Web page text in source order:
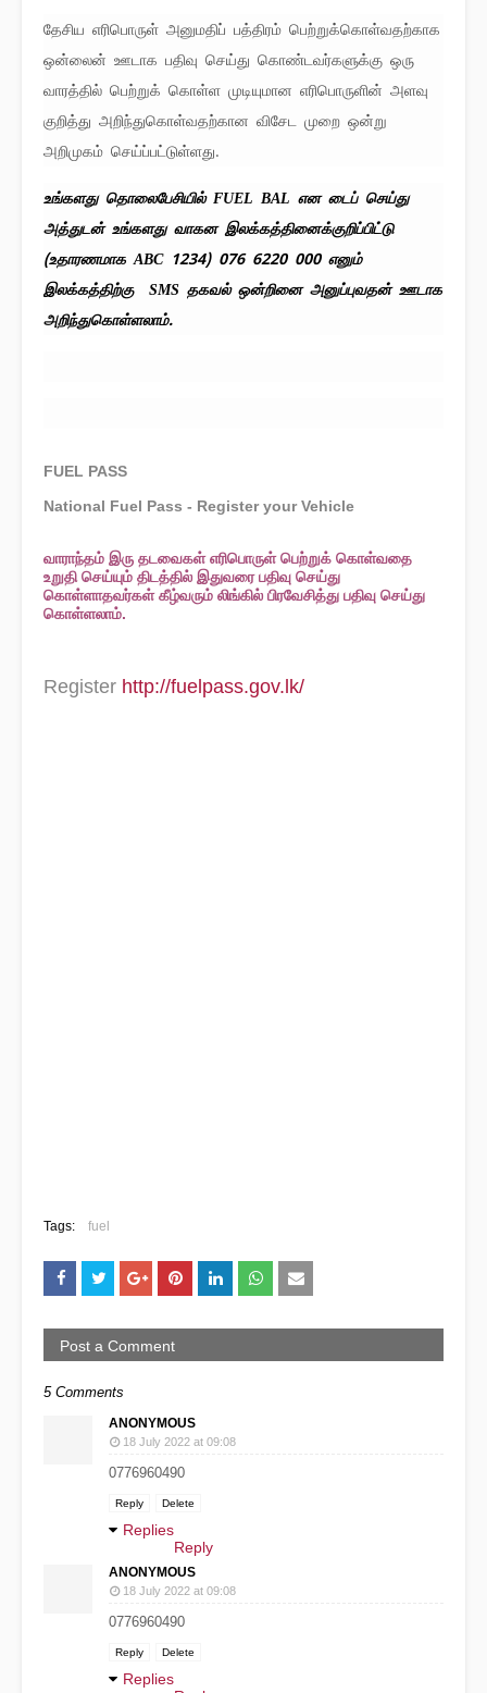
தேசிய எரிபொருள் அனுமதிப் பத்திரம் பெற்றுக்கொள்வதற்காக
ஒன்லைன் ஊடாக பதிவு செய்து கொண்டவர்களுக்கு ஒரு
வாரத்தில் பெற்றுக் கொள்ள முடியுமான எரிபொருளின் அளவு
குறித்து அறிந்துகொள்வதற்கான விசேட முறை ஒன்று
அறிமுகம் செய்ப்பட்டுள்ளது.
உங்களது தொலைபேசியில் FUEL BAL என டைப் செய்து
அத்துடன் உங்களது வாகன இலக்கத்தினைக்குறிப்பிட்டு
(உதாரணமாக ABC 1234) 076 6220 000 எனும்
இலக்கத்திற்கு SMS தகவல் ஒன்றினை அனுப்புவதன் ஊடாக
அறிந்துகொள்ளலாம்.
FUEL PASS
National Fuel Pass - Register your Vehicle
வாராந்தம் இரு தடவைகள் எரிபொருள் பெற்றுக் கொள்வதை
உறுதி செய்யும் திடத்தில் இதுவரை பதிவு செய்து
கொள்ளாதவர்கள் கீழ்வரும் லிங்கில் பிரவேசித்து பதிவு செய்து
கொள்ளலாம்.
Register http://fuelpass.gov.lk/
Tags: fuel
Post a Comment
5 Comments
ANONYMOUS
18 July 2022 at 09:08
0776960490
Reply Delete
Replies
Reply
ANONYMOUS
18 July 2022 at 09:08
0776960490
Reply Delete
Replies